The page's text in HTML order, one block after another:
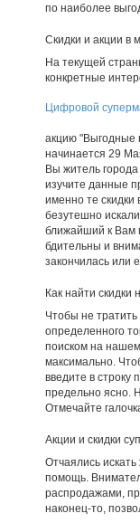
по наиболее
Скидки и акции в
На текущей
конкретные
Цифровой
акцию "Выгодные
начинается 29
Вы житель города
изучите данные
именно те скидки
безутешно
ближайший к Вам
бдительны и
закончилась или
Как найти скидки
Чтобы не
определенного
поиском на
максимально.
введите в строку
предельно ясно.
Отмечайте
Акции и скидки
Отчаялись
помощь.
распродажами,
наконец-то,